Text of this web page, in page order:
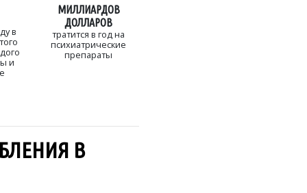
в
и
МИЛЛИАРДОВ
ДОЛЛАРОВ
тратится в год на
психиатрические
препараты
В